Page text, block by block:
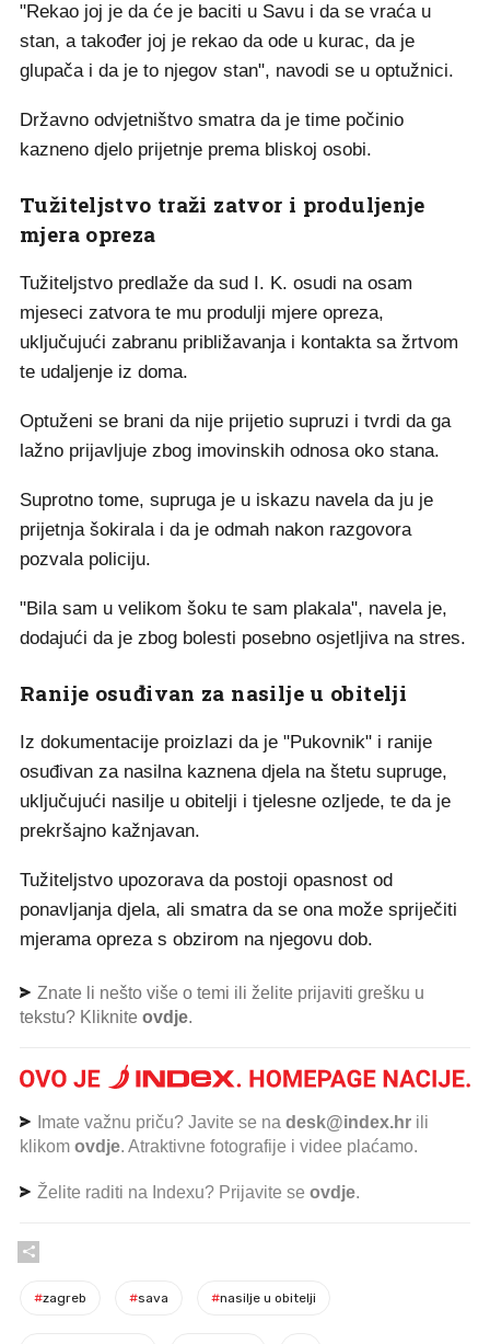
"Rekao joj je da će je baciti u Savu i da se vraća u
stan, a također joj je rekao da ode u kurac, da je
glupača i da je to njegov stan", navodi se u optužnici.
Državno odvjetništvo smatra da je time počinio
kazneno djelo prijetnje prema bliskoj osobi.
Tužiteljstvo traži zatvor i produljenje
mjera opreza
Tužiteljstvo predlaže da sud I. K. osudi na osam
mjeseci zatvora te mu produlji mjere opreza,
uključujući zabranu približavanja i kontakta sa žrtvom
te udaljenje iz doma.
Optuženi se brani da nije prijetio supruzi i tvrdi da ga
lažno prijavljuje zbog imovinskih odnosa oko stana.
Suprotno tome, supruga je u iskazu navela da ju je
prijetnja šokirala i da je odmah nakon razgovora
pozvala policiju.
"Bila sam u velikom šoku te sam plakala", navela je,
dodajući da je zbog bolesti posebno osjetljiva na stres.
Ranije osuđivan za nasilje u obitelji
Iz dokumentacije proizlazi da je "Pukovnik" i ranije
osuđivan za nasilna kaznena djela na štetu supruge,
uključujući nasilje u obitelji i tjelesne ozljede, te da je
prekršajno kažnjavan.
Tužiteljstvo upozorava da postoji opasnost od
ponavljanja djela, ali smatra da se ona može spriječiti
mjerama opreza s obzirom na njegovu dob.
Znate li nešto više o temi ili želite prijaviti grešku u
tekstu? Kliknite ovdje.
Imate važnu priču? Javite se na desk@index.hr ili
klikom ovdje. Atraktivne fotografije i videe plaćamo.
Želite raditi na Indexu? Prijavite se ovdje.
#zagreb #sava #nasilje u obitelji